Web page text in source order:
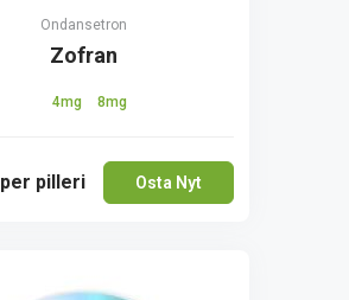
Ondansetron
Zofran
4mg 8mg
per pilleri Osta Nyt